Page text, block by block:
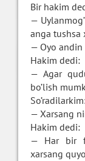
Bir hakim
—
anga tushsa
— Oyo
Hakim dedi:
— Agar
bo’lish
— Xarsang
Hakim dedi:
— Har bir
xarsang